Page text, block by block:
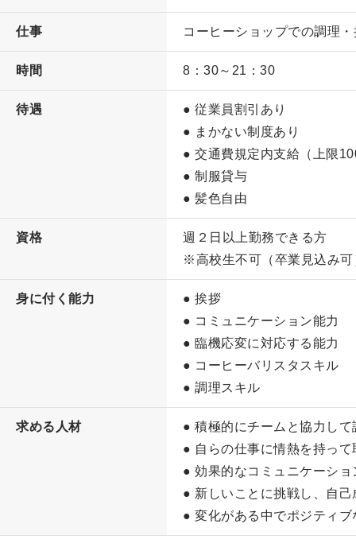
仕事 コーヒーショップでの調理
時間 8：30～21：30
待遇
● 従業員割引あり
● まかない制度あり
● 交通費規定内支給（上限
● 制服貸与
● 髪色自由
資格
週２日以上勤務できる方
※高校生不可（卒業見込み可
身に付く能力
● 挨拶
● コミュニケーション能力
● 臨機応変に対応する能力
● コーヒーバリスタスキル
● 調理スキル
求める人材
● 積極的にチームと協力し
● 自らの仕事に情熱を持って
● 効果的なコミュニケーショ
● 新しいことに挑戦し、自
● 変化がある中でポジティ